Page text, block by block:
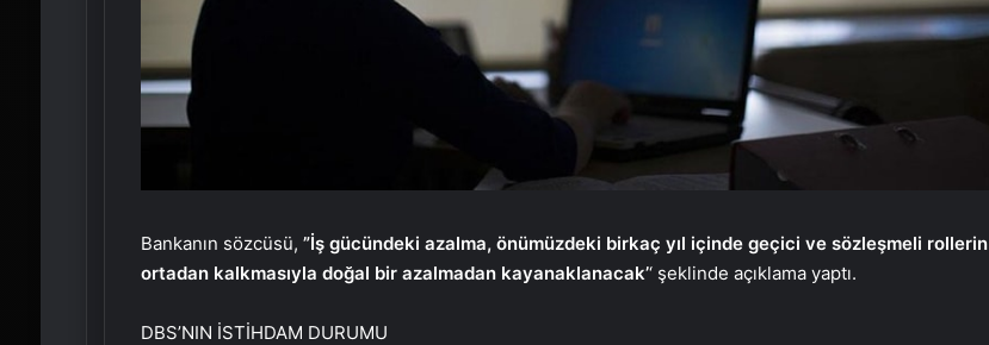
Bankanın sözcüsü, ”İş gücündeki azalma, önümüzdeki birkaç yıl içinde geçici ve sözleşmeli rollerin
ortadan kalkmasıyla doğal bir azalmadan kayanaklanacak’‘ şeklinde açıklama yaptı.
DBS’NIN İSTİHDAM DURUMU